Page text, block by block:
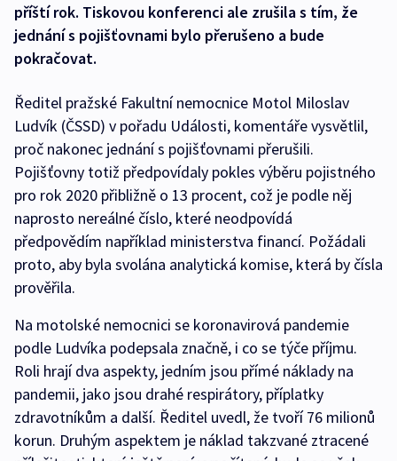
příští rok. Tiskovou konferenci ale zrušila s tím, že
jednání s pojišťovnami bylo přerušeno a bude
pokračovat.
Ředitel pražské Fakultní nemocnice Motol Miloslav
Ludvík (ČSSD) v pořadu Události, komentáře vysvětlil,
proč nakonec jednání s pojišťovnami přerušili.
Pojišťovny totiž předpovídaly pokles výběru pojistného
pro rok 2020 přibližně o 13 procent, což je podle něj
naprosto nereálné číslo, které neodpovídá
předpovědím například ministerstva financí. Požádali
proto, aby byla svolána analytická komise, která by čísla
prověřila.
Na motolské nemocnici se koronavirová pandemie
podle Ludvíka podepsala značně, i co se týče příjmu.
Roli hrají dva aspekty, jedním jsou přímé náklady na
pandemii, jako jsou drahé respirátory, příplatky
zdravotníkům a další. Ředitel uvedl, že tvoří 76 milionů
korun. Druhým aspektem je náklad takzvané ztracené